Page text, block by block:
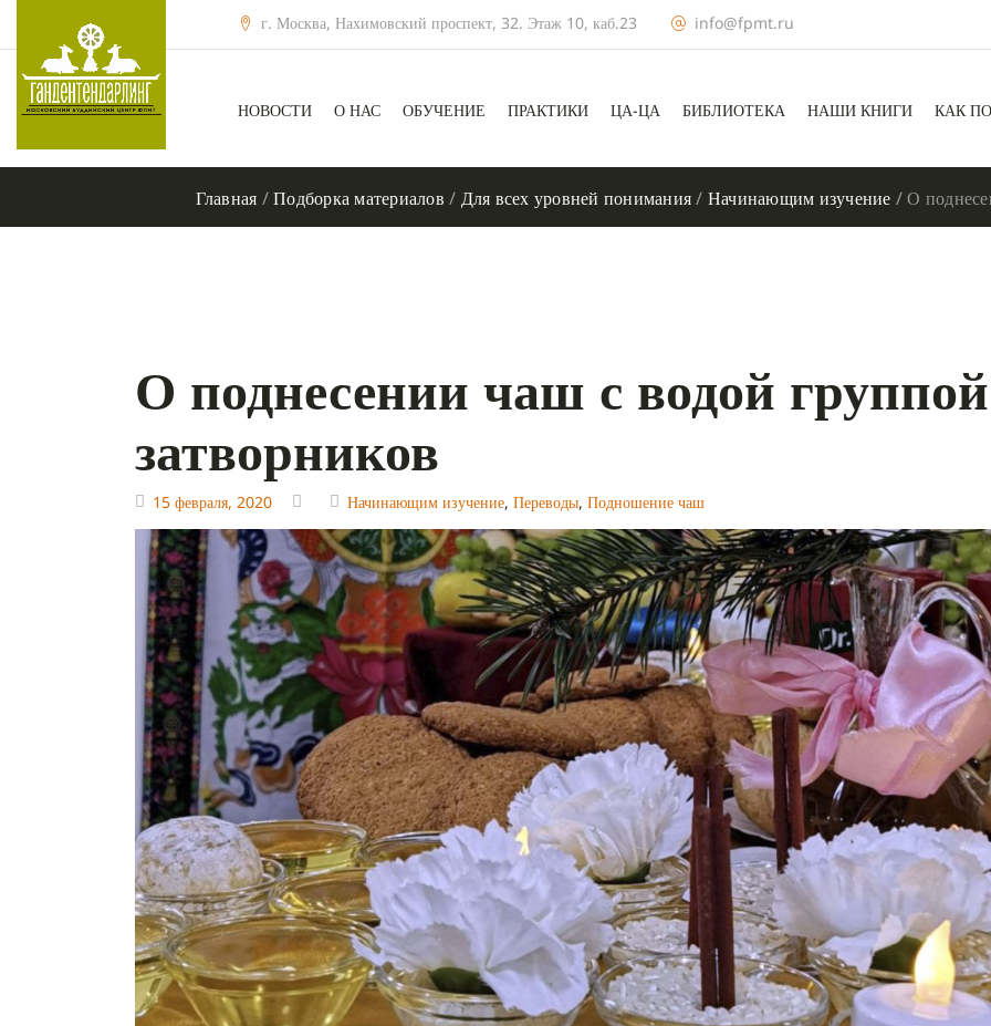
г. Москва, Нахимовский проспект, 32. Этаж 10, каб.23 info@fpmt.ru
НОВОСТИ О НАС ОБУЧЕНИЕ ПРАКТИКИ ЦА-ЦА БИБЛИОТЕКА НАШИ КНИГИ КАК
Главная /Подборка материалов / Для всех уровней понимания/ Начинающим изучение /О
О поднесении чаш с водой группой
затворников
15 февраля, 2020 Начинающим изучение, Переводы, Подношение чаш